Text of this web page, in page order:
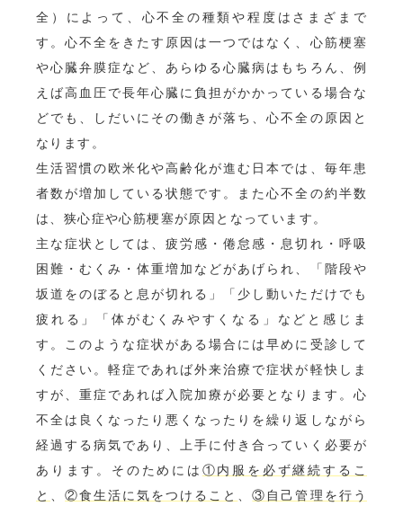
全）によって、心不全の種類や程度はさまざまで
す。心不全をきたす原因は一つではなく、心筋梗塞
や心臓弁膜症など、あらゆる心臓病はもちろん、例
えば高血圧で長年心臓に負担がかかっている場合な
どでも、しだいにその働きが落ち、心不全の原因と
なります。
生活習慣の欧米化や高齢化が進む日本では、毎年患
者数が増加している状態です。また心不全の約半数
は、狭心症や心筋梗塞が原因となっています。
主な症状としては、疲労感・倦怠感・息切れ・呼吸
困難・むくみ・体重増加などがあげられ、「階段や
坂道をのぼると息が切れる」「少し動いただけでも
疲れる」「体がむくみやすくなる」などと感じま
す。このような症状がある場合には早めに受診して
ください。軽症であれば外来治療で症状が軽快しま
すが、重症であれば入院加療が必要となります。心
不全は良くなったり悪くなったりを繰り返しながら
経過する病気であり、上手に付き合っていく必要が
あります。そのためには ①内服を必ず継続するこ
と
、②食生活に気をつけること 、③自己管理を行う